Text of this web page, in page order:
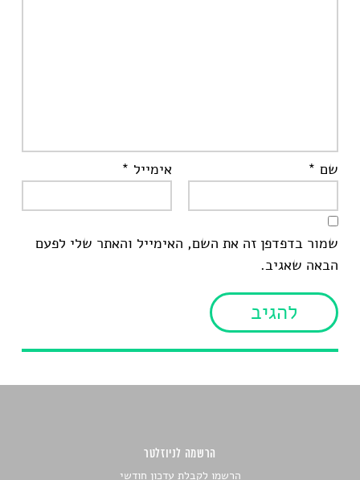
שם * אימייל *
שמור בדפדפן זה את השם, האימייל והאתר שלי לפעם
הבאה שאגיב.
הרשמה לניוזלטר
הרשמו לקבלת עדכון חודשי